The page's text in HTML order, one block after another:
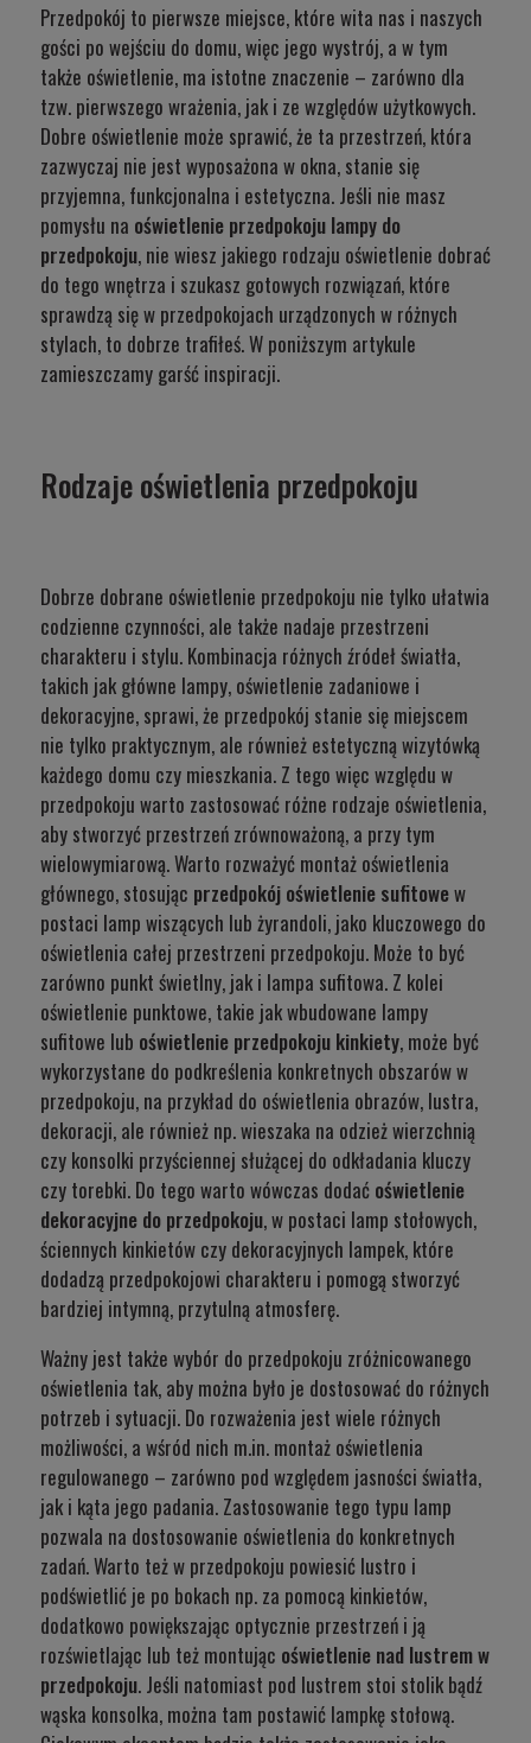
Przedpokój to pierwsze miejsce, które wita nas i naszych
gości po wejściu do domu, więc jego wystrój, a w tym
także oświetlenie, ma istotne znaczenie – zarówno dla
tzw. pierwszego wrażenia, jak i ze względów użytkowych.
Dobre oświetlenie może sprawić, że ta przestrzeń, która
zazwyczaj nie jest wyposażona w okna, stanie się
przyjemna, funkcjonalna i estetyczna. Jeśli nie masz
pomysłu na oświetlenie przedpokoju lampy do
przedpokoju, nie wiesz jakiego rodzaju oświetlenie dobrać
do tego wnętrza i szukasz gotowych rozwiązań, które
sprawdzą się w przedpokojach urządzonych w różnych
stylach, to dobrze trafiłeś. W poniższym artykule
zamieszczamy garść inspiracji.
Rodzaje oświetlenia przedpokoju
Dobrze dobrane oświetlenie przedpokoju nie tylko ułatwia
codzienne czynności, ale także nadaje przestrzeni
charakteru i stylu. Kombinacja różnych źródeł światła,
takich jak główne lampy, oświetlenie zadaniowe i
dekoracyjne, sprawi, że przedpokój stanie się miejscem
nie tylko praktycznym, ale również estetyczną wizytówką
każdego domu czy mieszkania. Z tego więc względu w
przedpokoju warto zastosować różne rodzaje oświetlenia,
aby stworzyć przestrzeń zrównoważoną, a przy tym
wielowymiarową. Warto rozważyć montaż oświetlenia
głównego, stosując przedpokój oświetlenie sufitowew
postaci lamp wiszących lub żyrandoli, jako kluczowego do
oświetlenia całej przestrzeni przedpokoju. Może to być
zarówno punkt świetlny, jak i lampa sufitowa. Z kolei
oświetlenie punktowe, takie jak wbudowane lampy
sufitowe lub oświetlenie przedpokoju kinkiety, może być
wykorzystane do podkreślenia konkretnych obszarów w
przedpokoju, na przykład do oświetlenia obrazów, lustra,
dekoracji, ale również np. wieszaka na odzież wierzchnią
czy konsolki przyściennej służącej do odkładania kluczy
czy torebki. Do tego warto wówczas dodać oświetlenie
dekoracyjne do przedpokoju, w postaci lamp stołowych,
ściennych kinkietów czy dekoracyjnych lampek, które
dodadzą przedpokojowi charakteru i pomogą stworzyć
bardziej intymną, przytulną atmosferę.
Ważny jest także wybór do przedpokoju zróżnicowanego
oświetlenia tak, aby można było je dostosować do różnych
potrzeb i sytuacji. Do rozważenia jest wiele różnych
możliwości, a wśród nich m.in. montaż oświetlenia
regulowanego – zarówno pod względem jasności światła,
jak i kąta jego padania. Zastosowanie tego typu lamp
pozwala na dostosowanie oświetlenia do konkretnych
zadań. Warto też w przedpokoju powiesić lustro i
podświetlić je po bokach np. za pomocą kinkietów,
dodatkowo powiększając optycznie przestrzeń i ją
rozświetlając lub też montując oświetlenie nad lustrem w
przedpokoju. Jeśli natomiast pod lustrem stoi stolik bądź
wąska konsolka, można tam postawić lampkę stołową.